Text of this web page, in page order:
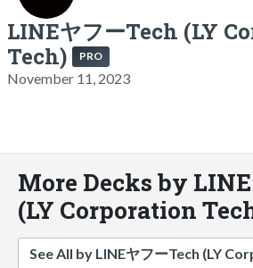
LINEヤフーTech (LY
Tech)
PRO
November 11, 2023
More Decks by
(LY Corporation
See All by LINEヤフーTech (LY